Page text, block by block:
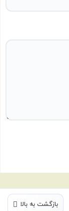
بازگشت به بالا